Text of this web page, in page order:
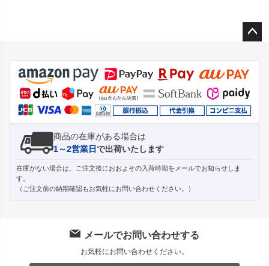
ジト
ップ
へ
商品の在庫がある場合は
1～2営業日で出荷いたします
在庫がない場合は、ご注文後におおよその入荷時期をメールでお知らせしま
す。
（ご注文前の納期確認もお気軽にお問い合わせください。）
メールでお問い合わせする
お気軽にお問い合わせください。